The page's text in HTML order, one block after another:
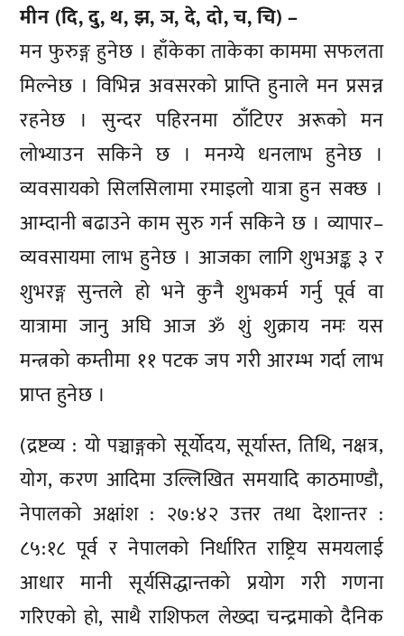
मीन (दि, दु, थ, झ, ञ, दे, दो, च, चि) –
मन फुरुङ्ग हुनेछ । हाँकेका ताकेका काममा सफलता
मिल्नेछ । विभिन्न अवसरको प्राप्ति हुनाले मन प्रसन्न
रहनेछ । सुन्दर पहिरनमा ठाँटिएर अरूको मन
लोभ्याउन सकिने छ । मनग्ये धनलाभ हुनेछ ।
व्यवसायको सिलसिलामा रमाइलो यात्रा हुन सक्छ ।
आम्दानी बढाउने काम सुरु गर्न सकिने छ । व्यापार–
व्यवसायमा लाभ हुनेछ । आजका लागि शुभअङ्क ३ र
शुभरङ्ग सुन्तले हो भने कुनै शुभकर्म गर्नु पूर्व वा
यात्रामा जानु अघि आज ॐ शुं शुक्राय नमः यस
मन्त्रको कम्तीमा ११ पटक जप गरी आरम्भ गर्दा लाभ
प्राप्त हुनेछ ।
(द्रष्टव्य : यो पञ्चाङ्गको सूर्योदय, सूर्यास्त, तिथि, नक्षत्र,
योग, करण आदिमा उल्लिखित समयादि काठमाण्डौ,
नेपालको अक्षांश : २७:४२ उत्तर तथा देशान्तर :
८५:१८ पूर्व र नेपालको निर्धारित राष्ट्रिय समयलाई
आधार मानी सूर्यसिद्धान्तको प्रयोग गरी गणना
गरिएको हो, साथै राशिफल लेख्दा चन्द्रमाको दैनिक